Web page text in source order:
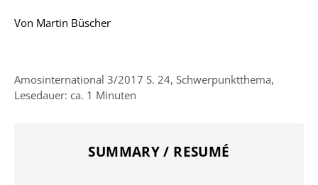
Von Martin Büscher
Amosinternational 3/2017 S. 24, Schwerpunktthema,
Lesedauer: ca. 1 Minuten
SUMMARY / RESUMÉ